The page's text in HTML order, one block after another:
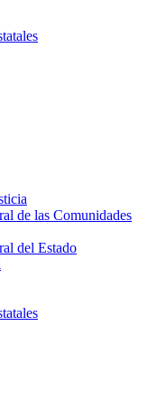
de las Comunidades
del Estado